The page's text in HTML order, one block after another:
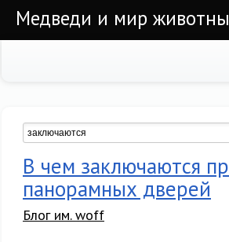
Медведи и мир
В чем заключаются
панорамных дверей
Блог им. woff